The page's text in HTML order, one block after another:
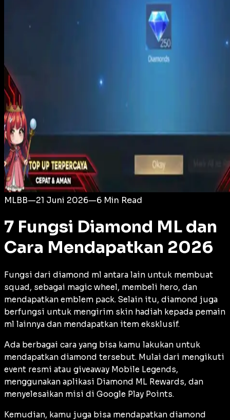
MLBB—21 Juni 2026—6 Min Read
7 Fungsi Diamond ML dan
Cara Mendapatkan 2026
Fungsi dari diamond ml antara lain untuk membuat
squad, sebagai magic wheel, membeli hero, dan
mendapatkan emblem pack. Selain itu, diamond juga
berfungsi untuk mengirim skin hadiah kepada pemain
ml lainnya dan mendapatkan item eksklusif.
Ada berbagai cara yang bisa kamu lakukan untuk
mendapatkan diamond tersebut. Mulai dari mengikuti
event resmi atau giveaway Mobile Legends,
menggunakan aplikasi Diamond ML Rewards, dan
menyelesaikan misi di Google Play Points.
Kemudian, kamu juga bisa mendapatkan diamond